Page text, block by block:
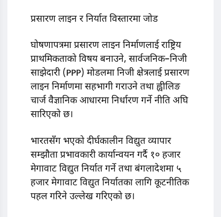
प्रसारण लाइन र निर्यात विस्तारमा जोड
घोषणापत्रमा प्रसारण लाइन निर्माणलाई राष्ट्रिय
प्राथमिकताको विषय बनाउने, सार्वजनिक–निजी
साझेदारी (PPP) मोडलमा निजी क्षेत्रलाई प्रसारण
लाइन निर्माणमा सहभागी गराउने तथा ह्वीलिङ
चार्ज वैज्ञानिक आधारमा निर्धारण गर्ने नीति अघि
सारिएको छ।
भारतसँग भएको दीर्घकालीन विद्युत व्यापार
सम्झौता प्रभावकारी कार्यान्वयन गर्दै १० हजार
मेगावाट विद्युत निर्यात गर्ने तथा बंगलादेशमा ५
हजार मेगावाट विद्युत निर्यातका लागि कूटनीतिक
पहल गरिने उल्लेख गरिएको छ।